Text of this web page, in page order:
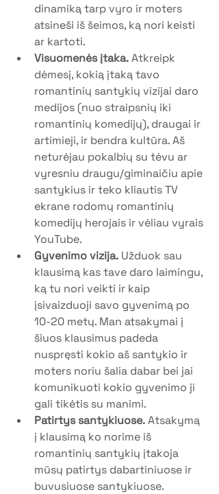
dinamiką tarp vyro ir moters
atsineši iš šeimos, ką nori keisti
ar kartoti.
Visuomenės įtaka. Atkreipk
dėmesį, kokią įtaką tavo
romantinių santykių vizijai daro
medijos (nuo straipsnių iki
romantinių komedijų), draugai ir
artimieji, ir bendra kultūra. Aš
neturėjau pokalbių su tėvu ar
vyresniu draugu/giminaičiu apie
santykius ir teko kliautis TV
ekrane rodomų romantinių
komedijų herojais ir vėliau vyrais
YouTube.
Gyvenimo vizija. Užduok sau
klausimą kas tave daro laimingu,
ką tu nori veikti ir kaip
įsivaizduoji savo gyvenimą po
10-20 metų. Man atsakymai į
šiuos klausimus padeda
nuspręsti kokio aš santykio ir
moters noriu šalia dabar bei jai
komunikuoti kokio gyvenimo ji
gali tikėtis su manimi.
Patirtys santykiuose. Atsakymą
į klausimą ko norime iš
romantinių santykių įtakoja
mūsų patirtys dabartiniuose ir
buvusiuose santykiuose.